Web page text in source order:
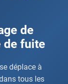
de
de fuite
déplace à
tous les